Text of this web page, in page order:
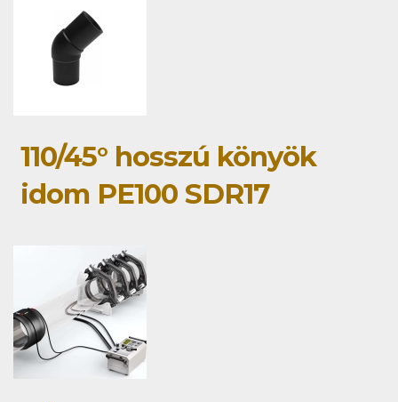
110/45° hosszú könyök
idom PE100 SDR17